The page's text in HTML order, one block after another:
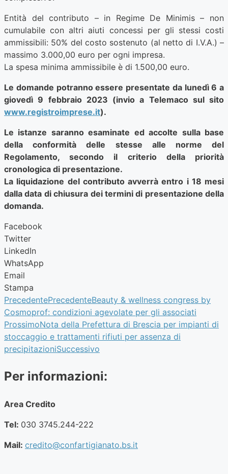
Entità del contributo – in Regime De Minimis – non
cumulabile con altri aiuti concessi per gli stessi costi
ammissibili: 50% del costo sostenuto (al netto di I.V.A.) –
massimo 3.000,00 euro per ogni impresa.
La spesa minima ammissibile è di 1.500,00 euro.
Le domande potranno essere presentate da lunedì 6 a
giovedì 9 febbraio 2023 (invio a Telemaco sul sito
www.registroimprese.it).
Le istanze saranno esaminate ed accolte sulla base
della conformità delle stesse alle norme del
Regolamento, secondo il criterio della priorità
cronologica di presentazione.
La liquidazione del contributo avverrà entro i 18 mesi
dalla data di chiusura dei termini di presentazione della
domanda.
Facebook
Twitter
LinkedIn
WhatsApp
Email
Stampa
PrecedentePrecedenteBeauty & wellness congress by
Cosmoprof: condizioni agevolate per gli associati
ProssimoNota della Prefettura di Brescia per impianti di
stoccaggio e trattamenti rifiuti per assenza di
precipitazioniSuccessivo
Per informazioni:
Area Credito
Tel: 030 3745.244-222
Mail: credito@confartigianato.bs.it